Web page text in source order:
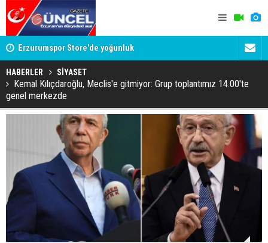
Erzurumspor Store'de yoğunluk Adalet
HABERLER SİYASET
Kemal Kılıçdaroğlu, Meclis'e gitmiyor: Grup toplantımız 14.00'te
genel merkezde